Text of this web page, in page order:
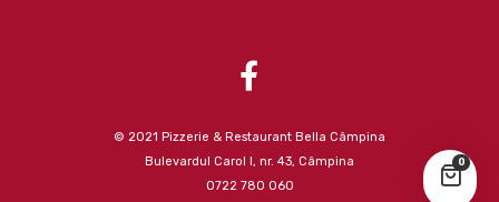
0
© 2021 Pizzerie & Restaurant Bella Câmpina
Bulevardul Carol I, nr. 43, Câmpina
0722 780 060